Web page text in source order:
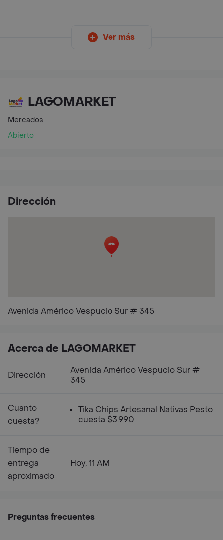
Ver más
LAGOMARKET
Mercados
Abierto
Dirección
Avenida Américo Vespucio Sur # 345
Acerca de LAGOMARKET
Dirección
Avenida Américo Vespucio Sur #
345
Cuanto
cuesta?
Tika Chips Artesanal Nativas Pesto
cuesta $3.990
Tiempo de
entrega
aproximado
Hoy, 11 AM
Preguntas frecuentes